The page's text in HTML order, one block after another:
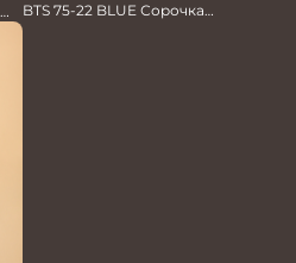
BTS 75-22 BLUE Сорочка